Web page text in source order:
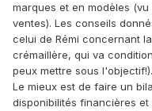
marques et en modèles
ventes). Les conseils
celui de Rémi concernant
crémaillère, qui va
peux mettre sous l'objectif!).
Le mieux est de faire un
disponibilités financières